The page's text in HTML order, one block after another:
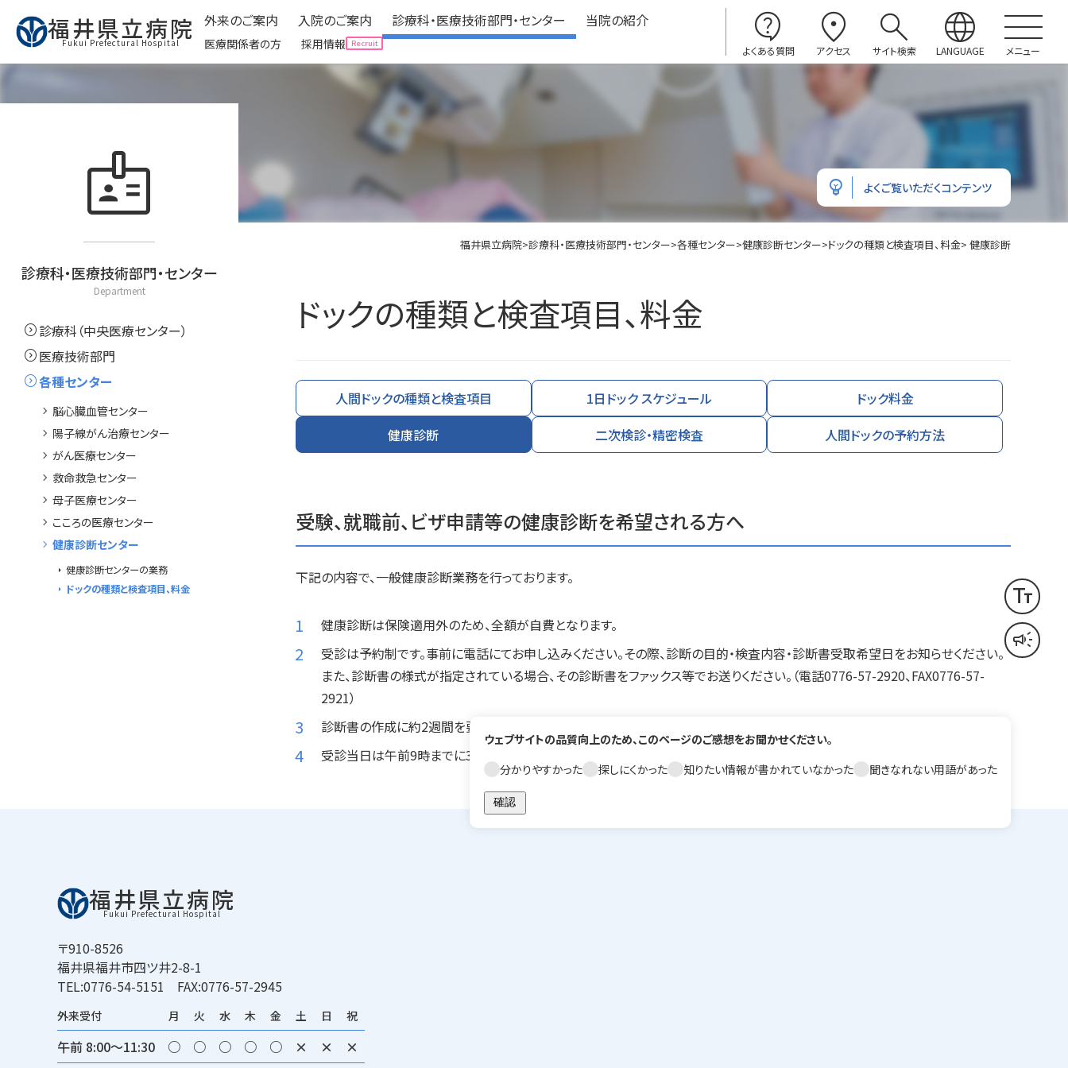
福井県立病院
Fukui Prefectural Hospital
外来のご案内
看護外来・ケアをご利用の方へ
外来運営委員会
入院のご案内
入院のご案内Hospitalization
入院される方へ
面会される方へ
expand_circle_rightお役立ち情報
expand_circle_rightクリニカルパス（標準診療計画）
診療科・医療技術部門・センター
診療科・医療技術部門・センター
医療技術部門
expand_circle_right
当院の紹介
当院の紹介
expand_circle_right認定・医療機関指定
expand_circle_rightみなさんの声
医療関係者の方 採用情報 contact_support
よくある質問
location_on
アクセス
search
サイト検索
language
LANGUAGE メニュー
福井県立病院>診療科・医療技術部門・センター>各種センター>健康診断センター>ドックの種類と検査項目、料金> 健康診断
ドックの種類と検査項目、料金
人間ドックの種類と検査項目 1日ドック スケジュール
ドック料金
健康診断
二次検診・精密検査 人間ドックの予約方法
受験、就職前、ビザ申請等の健康診断を希望される方へ
下記の内容で、一般健康診断業務を行っております。
健康診断は保険適用外のため、全額が自費となります。
受診は予約制です。事前に電話にてお申し込みください。その際、診断の目的・検査内容・診断書受取希望日をお知らせください。
また、診断書の様式が指定されている場合、その診断書をファックス等でお送りください。（電話0776-57-2920、FAX0776-57-
2921）
診断書の作成に約2週間を要しますので、お早めにお申し込みください。 診断書は窓口にてご本人に手渡しとなります。
受診当日は午前9時までに3階健康診断センターへ直接お越しください。血液検査がある場合、朝は絶食でお願いします。
emoji_objects よくご覧いただくコンテンツ
badge
診療科・医療技術部門・センター
Department
expand_circle_right診療科（中央医療センター）
expand_circle_right医療技術部門
expand_circle_right各種センター
chevron_right 脳心臓血管センター
chevron_right 陽子線がん治療センター
chevron_rightがん医療センター
chevron_right 救命救急センター
chevron_right母子医療センター
chevron_right こころの医療センター
chevron_right健康診断センター
arrow_right健康診断センターの業務
arrow_right ドックの種類と検査項目、料金
ウェブサイトの品質向上のため、このページのご感想をお聞かせください。
分かりやすかった
探しにくかった 知りたい情報が書かれていなかった 聞きなれない用語があった
福井県立病院
Fukui Prefectural Hospital
〒910-8526
福井県福井市四ツ井2-8-1
TEL:0776-54-5151 FAX:0776-57-2945
外来受付 月 火 水 木 金 土 日 祝
午前 8:00～11:30 ○ ○ ○ ○ ○ × × ×
text_fields
文字サイズ変更
campaign
音声読み上げ